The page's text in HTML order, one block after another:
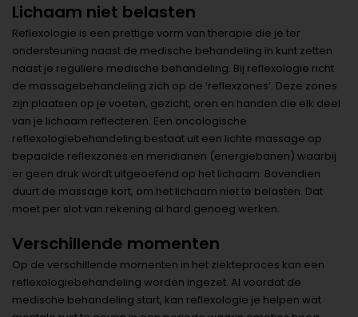
Lichaam niet belasten
Reflexologie is een prettige vorm van therapie die je ter
ondersteuning naast de medische behandeling in kunt zetten
naast je reguliere medische behandeling. Bij reflexologie richt
de massagebehandeling zich op de ‘reflexzones’. Deze zones
zijn plaatsen op je voeten, gezicht, oren en handen die elk deel
van je lichaam reflecteren. Een oncologische
reflexologiebehandeling bestaat uit een lichte massage op
bepaalde reflexzones en meridianen (energiebanen) waarbij
er geen druk wordt uitgeoefend op het lichaam. Bovendien
duurt de massage kort, om het lichaam niet te belasten. Dat
moet per slot van rekening al hard genoeg werken.
Verschillende momenten
Op de verschillende momenten in het ziekteproces kan een
reflexologiebehandeling worden ingezet. Al voordat de
medische behandeling start, kan reflexologie je helpen wat